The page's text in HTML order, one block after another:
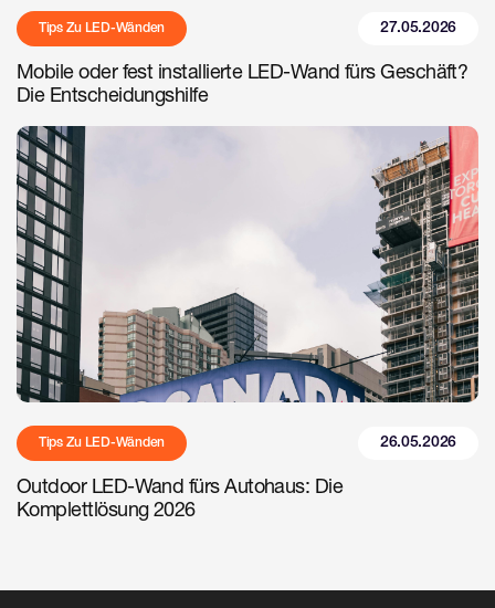
Tips Zu LED-Wänden 27.05.2026
Mobile oder fest installierte LED-Wand fürs Geschäft?
Die Entscheidungshilfe
Tips Zu LED-Wänden 26.05.2026
Outdoor LED-Wand fürs Autohaus: Die
Komplettlösung 2026